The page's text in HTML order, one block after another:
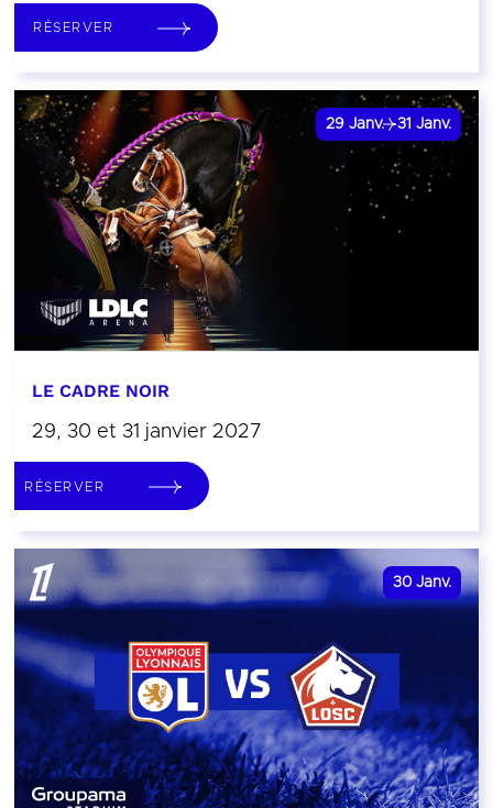
RÉSERVER
29 Janv. 31 Janv.
LE CADRE NOIR
29, 30 et 31 janvier 2027
RÉSERVER
30 Janv.